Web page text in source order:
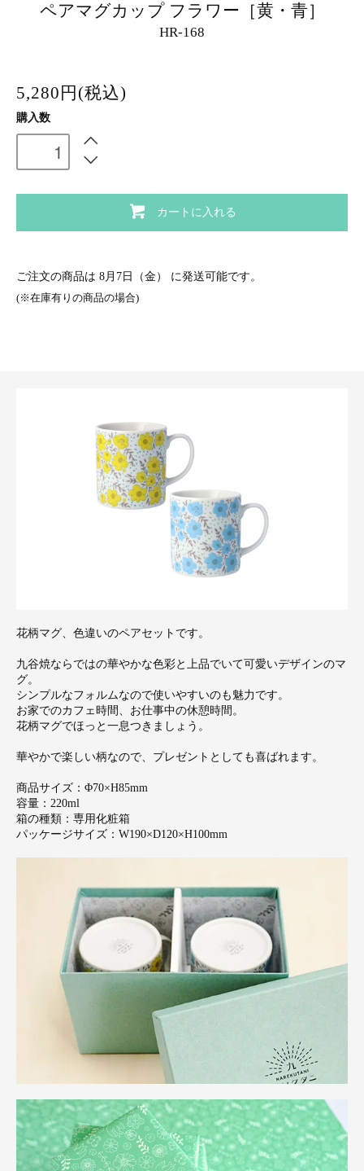
ペアマグカップ フラワー［黄・青］
HR-168
5,280円(税込)
購入数
カートに入れる
ご注文の商品は 8月7日（金） に発送可能です。
(※在庫有りの商品の場合)
花柄マグ、色違いのペアセットです。
九谷焼ならではの華やかな色彩と上品でいて可愛いデザインのマ
グ。
シンプルなフォルムなので使いやすいのも魅力です。
お家でのカフェ時間、お仕事中の休憩時間。
花柄マグでほっと一息つきましょう。
華やかで楽しい柄なので、プレゼントとしても喜ばれます。
商品サイズ：Φ70×H85mm
容量：220ml
箱の種類：専用化粧箱
パッケージサイズ：W190×D120×H100mm